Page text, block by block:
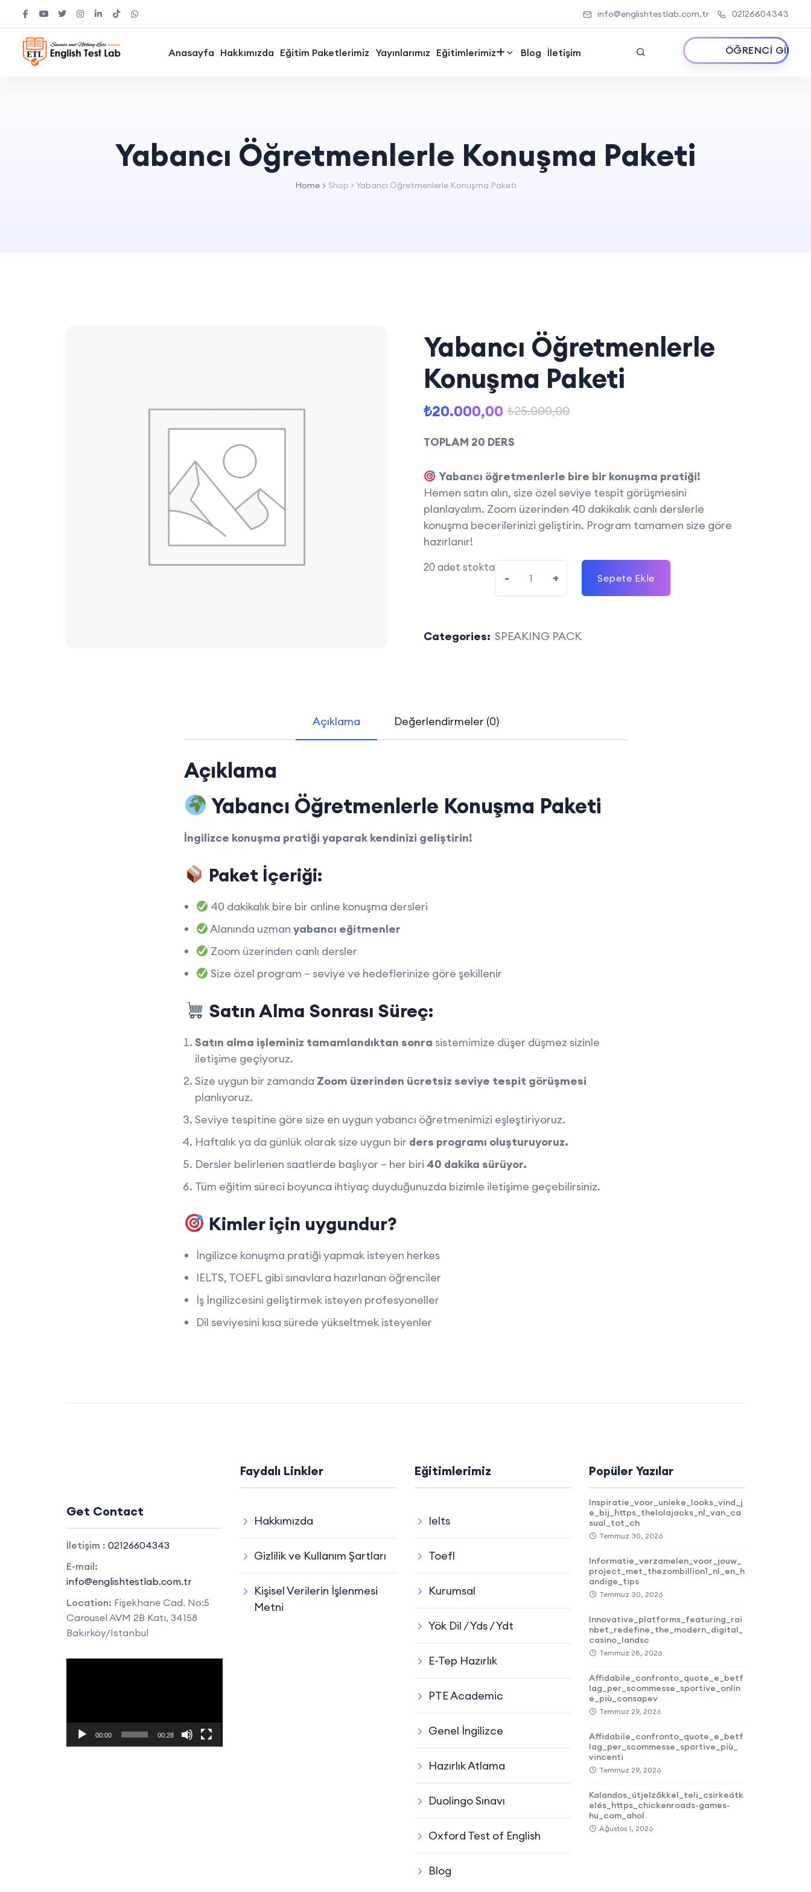
info@englishtestlab.com.tr 02126604343
Anasayfa Hakkımızda Eğitim Paketlerimiz Yayınlarımız Eğitimlerimiz Blog İletişim ÖĞRENCİ GİRİŞİ
Yabancı Öğretmenlerle Konuşma Paketi
Home Shop > Yabancı Öğretmenlerle Konuşma Paketi
Yabancı Öğretmenlerle
Konuşma Paketi
₺20.000,00 ₺25.000,00
TOPLAM 20 DERS
Yabancı öğretmenlerle bire bir konuşma pratiği!
Hemen satın alın, size özel seviye tespit görüşmesini
planlayalım. Zoom üzerinden 40 dakikalık canlı derslerle
konuşma becerilerinizi geliştirin. Program tamamen size göre
hazırlanır!
20 adet stokta
- + Sepete Ekle
Categories: SPEAKING PACK
Açıklama Değerlendirmeler (0)
Açıklama
Yabancı Öğretmenlerle Konuşma Paketi
İngilizce konuşma pratiği yaparak kendinizi geliştirin!
Paket İçeriği:
40 dakikalık bire bir online konuşma dersleri
Alanında uzman yabancı eğitmenler
Zoom üzerinden canlı dersler
Size özel program – seviye ve hedeflerinize göre şekillenir
Satın Alma Sonrası Süreç:
Satın alma işleminiz tamamlandıktan sonra sistemimize düşer düşmez sizinle
iletişime geçiyoruz.
Size uygun bir zamanda Zoom üzerinden ücretsiz seviye tespit görüşmesi
planlıyoruz.
Seviye tespitine göre size en uygun yabancı öğretmenimizi eşleştiriyoruz.
Haftalık ya da günlük olarak size uygun bir ders programı oluşturuyoruz.
Dersler belirlenen saatlerde başlıyor – her biri 40 dakika sürüyor.
Tüm eğitim süreci boyunca ihtiyaç duyduğunuzda bizimle iletişime geçebilirsiniz.
Kimler için uygundur?
İngilizce konuşma pratiği yapmak isteyen herkes
IELTS, TOEFL gibi sınavlara hazırlanan öğrenciler
İş İngilizcesini geliştirmek isteyen profesyoneller
Dil seviyesini kısa sürede yükseltmek isteyenler
Get Contact
İletişim : 02126604343
E-mail:
info@englishtestlab.com.tr
Location: Fişekhane Cad. No:5
Carousel AVM 2B Katı, 34158
Bakırköy/İstanbul
00:00 00:28
Faydalı Linkler
Hakkımızda
Gizlilik ve Kullanım Şartları
Kişisel Verilerin İşlenmesi
Metni
Eğitimlerimiz
Ielts
Toefl
Kurumsal
Yök Dil / Yds / Ydt
E-Tep Hazırlık
PTE Academic
Genel İngilizce
Hazırlık Atlama
Duolingo Sınavı
Oxford Test of English
Blog
Popüler Yazılar
Inspiratie_voor_unieke_looks_vind_j
e_bij_https_thelolajacks_nl_van_ca
sual_tot_ch
Temmuz 30, 2026
Informatie_verzamelen_voor_jouw_
project_met_thezombillion1_nl_en_h
andige_tips
Temmuz 30, 2026
Innovative_platforms_featuring_rai
nbet_redefine_the_modern_digital_
casino_landsc
Temmuz 28, 2026
Affidabile_confronto_quote_e_betf
lag_per_scommesse_sportive_onlin
e_più_consapev
Temmuz 29, 2026
Affidabile_confronto_quote_e_betf
lag_per_scommesse_sportive_più_
vincenti
Temmuz 29, 2026
Kalandos_útjelzőkkel_teli_csirkeátk
elés_https_chickenroads-games-
hu_com_ahol
Ağustos 1, 2026